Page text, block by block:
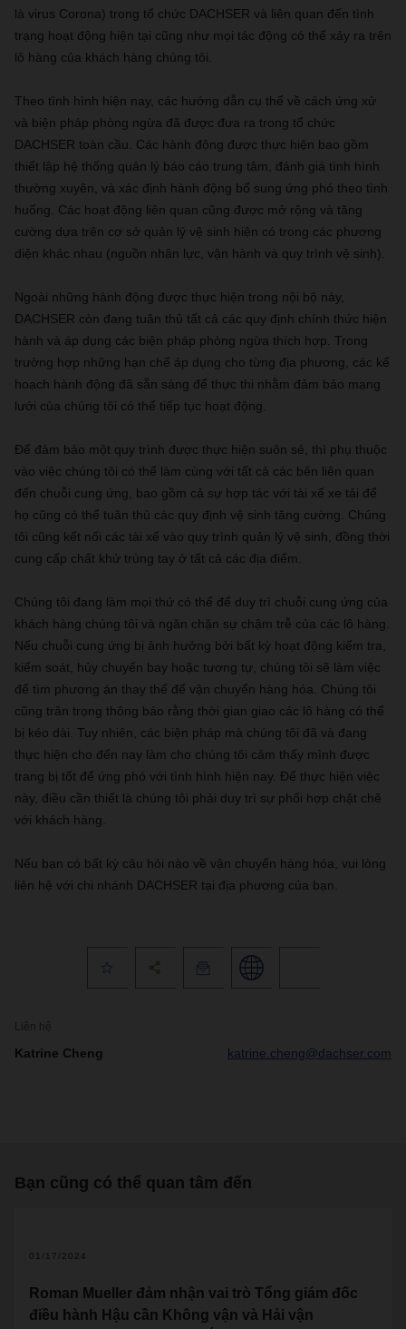
là virus Corona) trong tổ chức DACHSER và liên quan đến tình
trạng hoạt động hiện tại cũng như mọi tác động có thể xảy ra trên
lô hàng của khách hàng chúng tôi.
Theo tình hình hiện nay, các hướng dẫn cụ thể về cách ứng xử
và biện pháp phòng ngừa đã được đưa ra trong tổ chức
DACHSER toàn cầu. Các hành động được thực hiện bao gồm
thiết lập hệ thống quản lý báo cáo trung tâm, đánh giá tình hình
thường xuyên, và xác định hành động bổ sung ứng phó theo tình
huống. Các hoạt động liên quan cũng được mở rộng và tăng
cường dựa trên cơ sở quản lý vệ sinh hiện có trong các phương
diện khác nhau (nguồn nhân lực, vận hành và quy trình vệ sinh).
Ngoài những hành động được thực hiện trong nội bộ này,
DACHSER còn đang tuân thủ tất cả các quy định chính thức hiện
hành và áp dụng các biện pháp phòng ngừa thích hợp. Trong
trường hợp những hạn chế áp dụng cho từng địa phương, các kế
hoạch hành động đã sẵn sàng để thực thi nhằm đảm bảo mạng
lưới của chúng tôi có thể tiếp tục hoạt động.
Để đảm bảo một quy trình được thực hiện suôn sẻ, thì phụ thuộc
vào việc chúng tôi có thể làm cùng với tất cả các bên liên quan
đến chuỗi cung ứng, bao gồm cả sự hợp tác với tài xế xe tải để
họ cũng có thể tuân thủ các quy định vệ sinh tăng cường. Chúng
tôi cũng kết nối các tài xế vào quy trình quản lý vệ sinh, đồng thời
cung cấp chất khử trùng tay ở tất cả các địa điểm.
Chúng tôi đang làm mọi thứ có thể để duy trì chuỗi cung ứng của
khách hàng chúng tôi và ngăn chặn sự chậm trễ của các lô hàng.
Nếu chuỗi cung ứng bị ảnh hưởng bởi bất kỳ hoạt động kiểm tra,
kiểm soát, hủy chuyến bay hoặc tương tự, chúng tôi sẽ làm việc
để tìm phương án thay thế để vận chuyển hàng hóa. Chúng tôi
cũng trân trọng thông báo rằng thời gian giao các lô hàng có thể
bị kéo dài. Tuy nhiên, các biện pháp mà chúng tôi đã và đang
thực hiện cho đến nay làm cho chúng tôi cảm thấy mình được
trang bị tốt để ứng phó với tình hình hiện nay. Để thực hiện việc
này, điều cần thiết là chúng tôi phải duy trì sự phối hợp chặt chẽ
với khách hàng.
Nếu bạn có bất kỳ câu hỏi nào về vận chuyển hàng hóa, vui lòng
liên hệ với chi nhánh DACHSER tại địa phương của bạn.
Liên hệ
Katrine Cheng katrine.cheng@dachser.com
Bạn cũng có thể quan tâm đến
01/17/2024
Roman Mueller đảm nhận vai trò Tổng giám đốc
điều hành Hậu cần Không vận và Hải vận